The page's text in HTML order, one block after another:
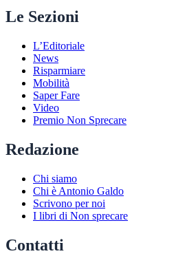
Le Sezioni
L’Editoriale
News
Risparmiare
Mobilità
Saper Fare
Video
Premio Non Sprecare
Redazione
Chi siamo
Chi è Antonio Galdo
Scrivono per noi
I libri di Non sprecare
Contatti